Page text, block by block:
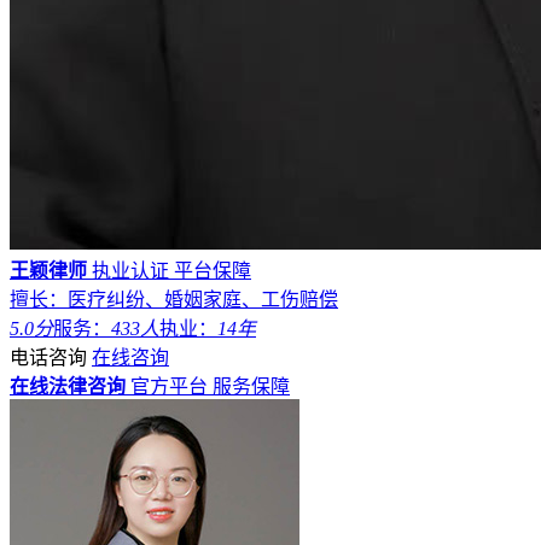
王颖律师 执业认证 平台保障
擅长：医疗纠纷、婚姻家庭、工伤赔偿
5.0分服务： 433人执业： 14年
电话咨询 在线咨询
在线法律咨询 官方平台 服务保障